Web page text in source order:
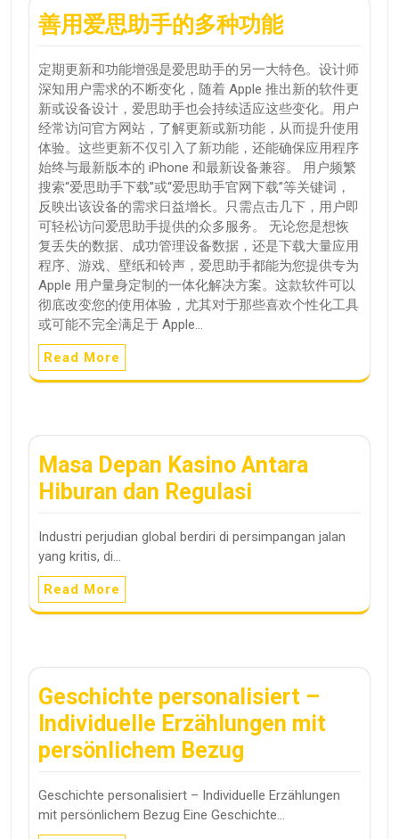
善用爱思助手的多种功能
定期更新和功能增强是爱思助手的另一大特色。设计师
深知用户需求的不断变化，随着 Apple 推出新的软件更
新或设备设计，爱思助手也会持续适应这些变化。用户
经常访问官方网站，了解更新或新功能，从而提升使用
体验。这些更新不仅引入了新功能，还能确保应用程序
始终与最新版本的 iPhone 和最新设备兼容。 用户频繁
搜索“爱思助手下载”或“爱思助手官网下载”等关键词，
反映出该设备的需求日益增长。只需点击几下，用户即
可轻松访问爱思助手提供的众多服务。 无论您是想恢
复丢失的数据、成功管理设备数据，还是下载大量应用
程序、游戏、壁纸和铃声，爱思助手都能为您提供专为
Apple 用户量身定制的一体化解决方案。这款软件可以
彻底改变您的使用体验，尤其对于那些喜欢个性化工具
或可能不完全满足于 Apple…
Read More
Masa Depan Kasino Antara
Hiburan dan Regulasi
Industri perjudian global berdiri di persimpangan jalan
yang kritis, di…
Read More
Geschichte personalisiert –
Individuelle Erzählungen mit
persönlichem Bezug
Geschichte personalisiert – Individuelle Erzählungen
mit persönlichem Bezug Eine Geschichte…